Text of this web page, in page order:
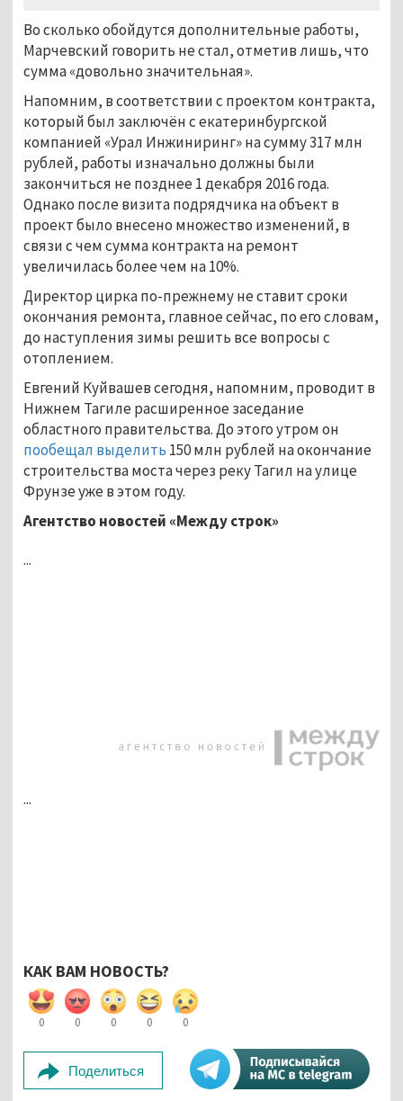
Во сколько обойдутся дополнительные работы,
Марчевский говорить не стал, отметив лишь, что
сумма «довольно значительная».
Напомним, в соответствии с проектом контракта,
который был заключён с екатеринбургской
компанией «Урал Инжиниринг» на сумму 317 млн
рублей, работы изначально должны были
закончиться не позднее 1 декабря 2016 года.
Однако после визита подрядчика на объект в
проект было внесено множество изменений, в
связи с чем сумма контракта на ремонт
увеличилась более чем на 10%.
Директор цирка по-прежнему не ставит сроки
окончания ремонта, главное сейчас, по его словам,
до наступления зимы решить все вопросы с
отоплением.
Евгений Куйвашев сегодня, напомним, проводит в
Нижнем Тагиле расширенное заседание
областного правительства. До этого утром он
пообещал выделить 150 млн рублей на окончание
строительства моста через реку Тагил на улице
Фрунзе уже в этом году.
Агентство новостей «Между строк»
...
...
КАК ВАМ НОВОСТЬ?
0 0 0 0 0
Поделиться